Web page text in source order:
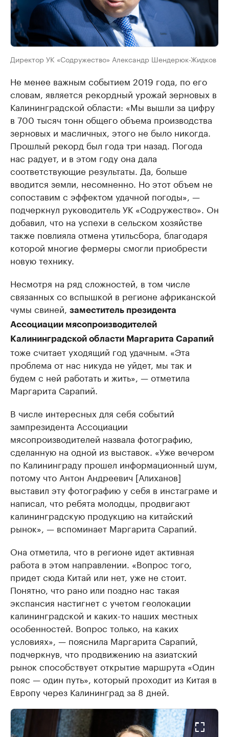
Директор УК «Содружество» Александр Шендерюк-Жидков
Не менее важным событием 2019 года, по его
словам, является рекордный урожай зерновых в
Калининградской области: «Мы вышли за цифру
в 700 тысяч тонн общего объема производства
зерновых и масличных, этого не было никогда.
Прошлый рекорд был года три назад. Погода
нас радует, и в этом году она дала
соответствующие результаты. Да, больше
вводится земли, несомненно. Но этот объем не
сопоставим с эффектом удачной погоды», —
подчеркнул руководитель УК «Содружество». Он
добавил, что на успехи в сельском хозяйстве
также повлияла отмена утильсбора, благодаря
которой многие фермеры смогли приобрести
новую технику.
Несмотря на ряд сложностей, в том числе
связанных со вспышкой в регионе африканской
чумы свиней, заместитель президента
Ассоциации мясопроизводителей
Калининградской области Маргарита Сарапий
тоже считает уходящий год удачным. «Эта
проблема от нас никуда не уйдет, мы так и
будем с ней работать и жить», — отметила
Маргарита Сарапий.
В числе интересных для себя событий
зампрезидента Ассоциации
мясопроизводителей назвала фотографию,
сделанную на одной из выставок. «Уже вечером
по Калининграду прошел информационный шум,
потому что Антон Андреевич [Алиханов]
выставил эту фотографию у себя в инстаграме и
написал, что ребята молодцы, продвигают
калининградскую продукцию на китайский
рынок», — вспоминает Маргарита Сарапий.
Она отметила, что в регионе идет активная
работа в этом направлении. «Вопрос того,
придет сюда Китай или нет, уже не стоит.
Понятно, что рано или поздно нас такая
экспансия настигнет с учетом геолокации
калининградской и каких-то наших местных
особенностей. Вопрос только, на каких
условиях», — пояснила Маргарита Сарапий,
подчеркнув, что продвижению на азиатский
рынок способствует открытие маршрута «Один
пояс — один путь», который проходит из Китая в
Европу через Калининград за 8 дней.